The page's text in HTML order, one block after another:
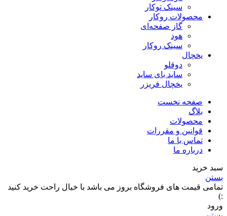
سینک توکار
محصولات روکار
گاز صفحه‌ای
هود
سینک روکار
یخچال
دوقلو
ساید بای ساید
یخچال فریزر
صفحه نخست
بلاگ
محصولات
قوانین و مقررات
تماس با ما
درباره ما
سبد خرید
بستن
تمامی قیمت های فروشگاه بروز می باشد با خیال راحت خرید کنید
:)
ورود